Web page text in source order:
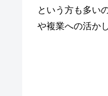
という方も多い
や複業への活か